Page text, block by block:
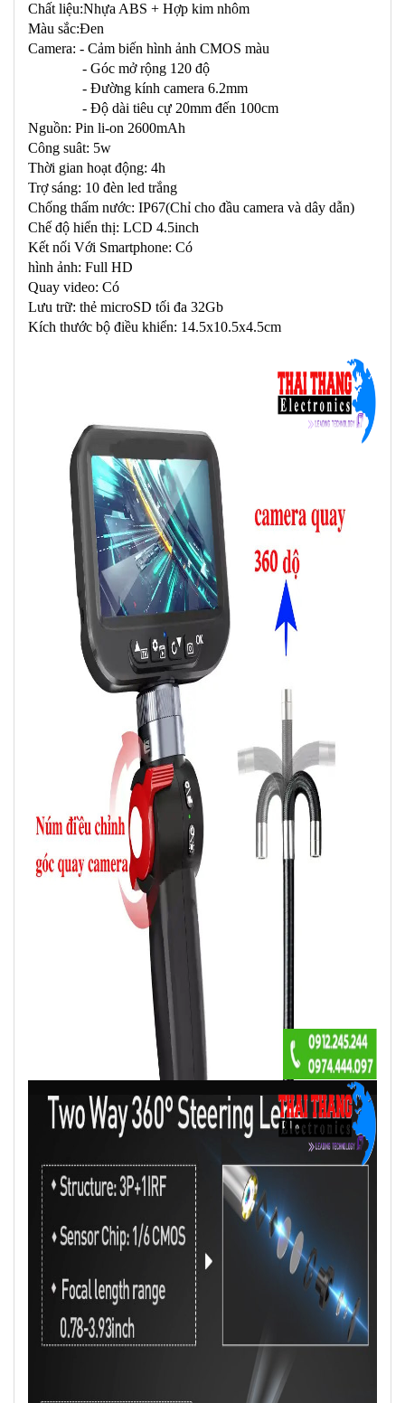
Chất liệu:Nhựa ABS + Hợp kim nhôm
Màu sắc:Đen
Camera: - Cảm biến hình ảnh CMOS màu
- Góc mở rộng 120 độ
- Đường kính camera 6.2mm
- Độ dài tiêu cự 20mm đến 100cm
Nguồn: Pin li-on 2600mAh
Công suât: 5w
Thời gian hoạt động: 4h
Trợ sáng: 10 đèn led trắng
Chống thấm nước: IP67(Chỉ cho đầu camera và dây dẫn)
Chế độ hiển thị: LCD 4.5inch
Kết nối Với Smartphone: Có
hình ảnh: Full HD
Quay video: Có
Lưu trữ: thẻ microSD tối đa 32Gb
Kích thước bộ điều khiển: 14.5x10.5x4.5cm